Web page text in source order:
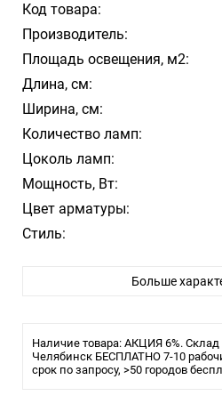
Код товара:
Производитель:
Площадь освещения, м2:
Длина, см:
Ширина, см:
Количество ламп:
Цоколь ламп:
Мощность, Вт:
Цвет арматуры:
Стиль:
Лампочки в комплекте:
Больше
Наличие товара: АКЦИЯ 6%.
Челябинск БЕСПЛАТНО 7-10
срок по запросу, >50 городов